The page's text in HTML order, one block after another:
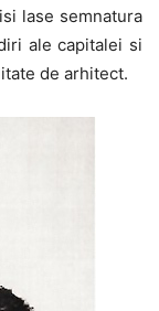
lase semnatura
ale capitalei si
de arhitect.